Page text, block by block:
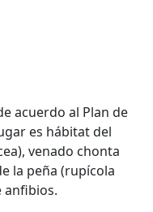
acuerdo al Plan de
es hábitat del
venado chonta
la peña (rupícola
anfibios.